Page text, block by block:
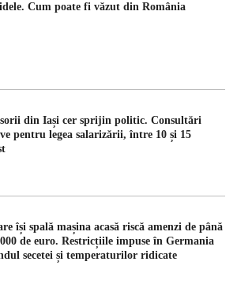
Cum poate fi văzut din România
din Iași cer sprijin politic. Consultări
pentru legea salarizării, între 10 și 15
își spală mașina acasă riscă amenzi de până
de euro. Restricțiile impuse în Germania
secetei și temperaturilor ridicate